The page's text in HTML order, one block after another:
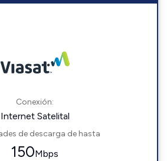
Conexión:
Internet Satelital
de descarga de hasta
150Mbps